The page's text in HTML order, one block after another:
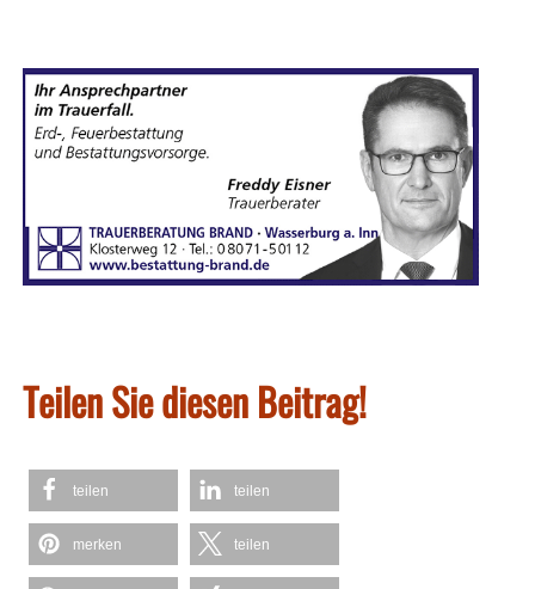
Teilen Sie diesen Beitrag!
teilen teilen
merken teilen